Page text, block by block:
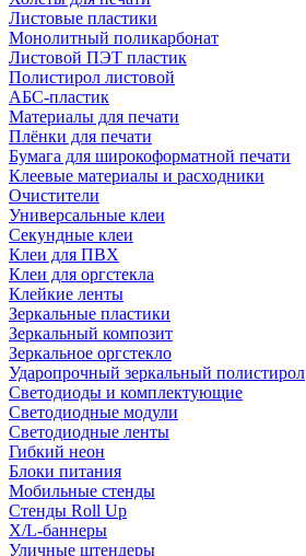
Листовые пластики
Монолитный поликарбонат
Листовой ПЭТ пластик
Полистирол листовой
АБС-пластик
Материалы для печати
Плёнки для печати
Бумага для широкоформатной печати
Клеевые материалы и расходники
Очистители
Универсальные клеи
Секундные клеи
Клеи для ПВХ
Клеи для оргстекла
Клейкие ленты
Зеркальные пластики
Зеркальный композит
Зеркальное оргстекло
Ударопрочный зеркальный полистирол
Светодиоды и комплектующие
Светодиодные модули
Светодиодные ленты
Гибкий неон
Блоки питания
Мобильные стенды
Стенды Roll Up
X/L-баннеры
Уличные штендеры